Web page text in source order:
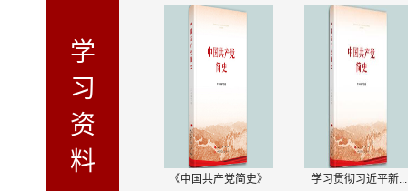
学
习
资
料
《中国共产党简史》 学习贯彻习近平新...